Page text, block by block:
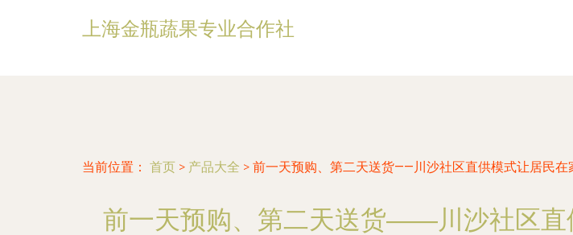
上海金瓶蔬果专业合作社
当前位置： 首页 > 产品大全 > 前一天预购、第二天送货——川沙社区直供模式让居民在
前一天预购、第二天送货——川沙社区直